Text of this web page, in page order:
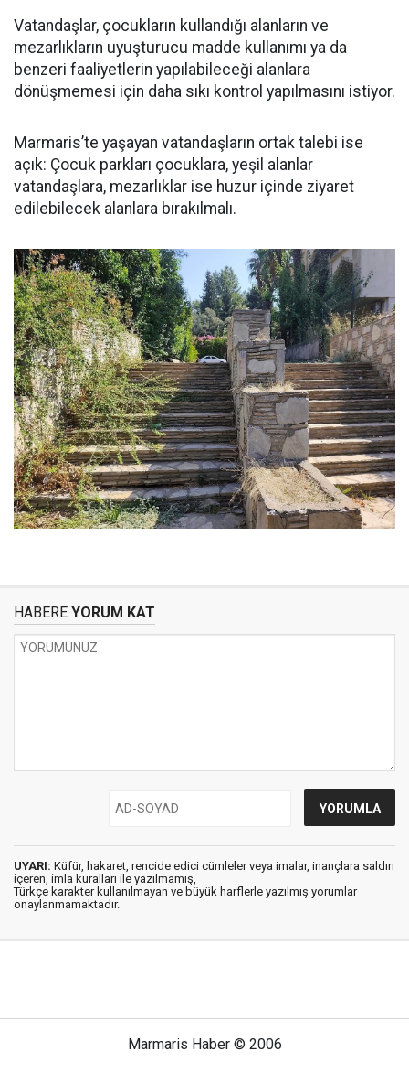
Vatandaşlar, çocukların kullandığı alanların ve
mezarlıkların uyuşturucu madde kullanımı ya da
benzeri faaliyetlerin yapılabileceği alanlara
dönüşmemesi için daha sıkı kontrol yapılmasını istiyor.
Marmaris’te yaşayan vatandaşların ortak talebi ise
açık: Çocuk parkları çocuklara, yeşil alanlar
vatandaşlara, mezarlıklar ise huzur içinde ziyaret
edilebilecek alanlara bırakılmalı.
HABERE YORUM KAT
UYARI: Küfür, hakaret, rencide edici cümleler veya imalar, inançlara saldırı
içeren, imla kuralları ile yazılmamış,
Türkçe karakter kullanılmayan ve büyük harflerle yazılmış yorumlar
onaylanmamaktadır.
Marmaris Haber © 2006